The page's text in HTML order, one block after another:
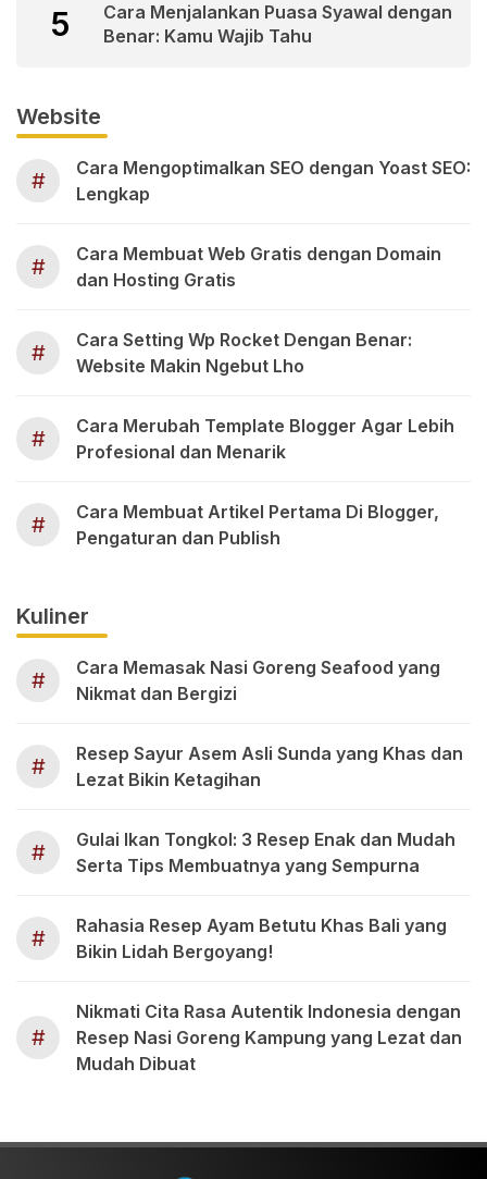
5
Cara Menjalankan Puasa Syawal dengan
Benar: Kamu Wajib Tahu
Website
#
Cara Mengoptimalkan SEO dengan Yoast SEO:
Lengkap
#
Cara Membuat Web Gratis dengan Domain
dan Hosting Gratis
#
Cara Setting Wp Rocket Dengan Benar:
Website Makin Ngebut Lho
#
Cara Merubah Template Blogger Agar Lebih
Profesional dan Menarik
#
Cara Membuat Artikel Pertama Di Blogger,
Pengaturan dan Publish
Kuliner
#
Cara Memasak Nasi Goreng Seafood yang
Nikmat dan Bergizi
#
Resep Sayur Asem Asli Sunda yang Khas dan
Lezat Bikin Ketagihan
#
Gulai Ikan Tongkol: 3 Resep Enak dan Mudah
Serta Tips Membuatnya yang Sempurna
#
Rahasia Resep Ayam Betutu Khas Bali yang
Bikin Lidah Bergoyang!
#
Nikmati Cita Rasa Autentik Indonesia dengan
Resep Nasi Goreng Kampung yang Lezat dan
Mudah Dibuat